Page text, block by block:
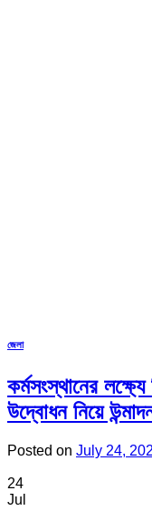
জেলা
কর্মসংস্থানের লক্ষ্যে
উদ্বোধন নিয়ে
Posted on July 24,
24
Jul